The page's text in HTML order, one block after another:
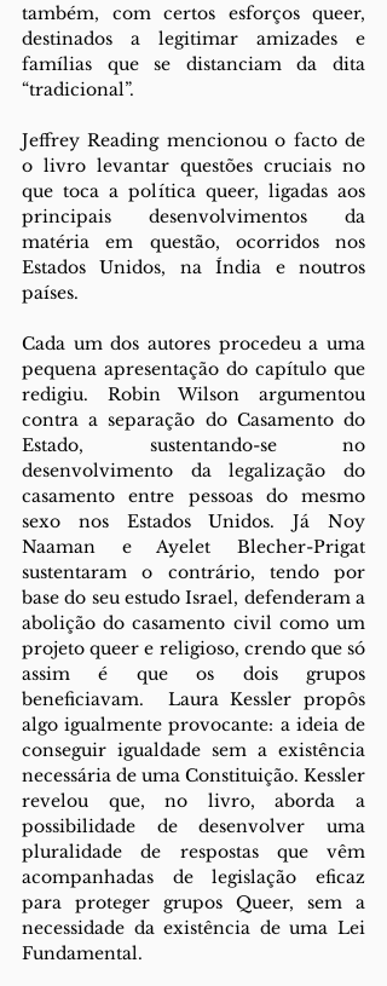
também, com certos esforços queer,
destinados a legitimar amizades e
famílias que se distanciam da dita
“tradicional”.
Jeffrey Reading mencionou o facto de
o livro levantar questões cruciais no
que toca a política queer, ligadas aos
principais desenvolvimentos da
matéria em questão, ocorridos nos
Estados Unidos, na Índia e noutros
países.
Cada um dos autores procedeu a uma
pequena apresentação do capítulo que
redigiu. Robin Wilson argumentou
contra a separação do Casamento do
Estado, sustentando-se no
desenvolvimento da legalização do
casamento entre pessoas do mesmo
sexo nos Estados Unidos. Já Noy
Naaman e Ayelet Blecher-Prigat
sustentaram o contrário, tendo por
base do seu estudo Israel, defenderam a
abolição do casamento civil como um
projeto queer e religioso, crendo que só
assim é que os dois grupos
beneficiavam.  Laura Kessler propôs
algo igualmente provocante: a ideia de
conseguir igualdade sem a existência
necessária de uma Constituição. Kessler
revelou que, no livro, aborda a
possibilidade de desenvolver uma
pluralidade de respostas que vêm
acompanhadas de legislação eficaz
para proteger grupos Queer, sem a
necessidade da existência de uma Lei
Fundamental.